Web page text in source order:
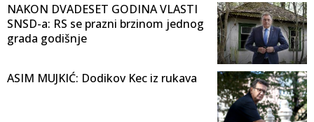
NAKON DVADESET GODINA VLASTI
SNSD-a: RS se prazni brzinom jednog
grada godišnje
ASIM MUJKIĆ: Dodikov Kec iz rukava